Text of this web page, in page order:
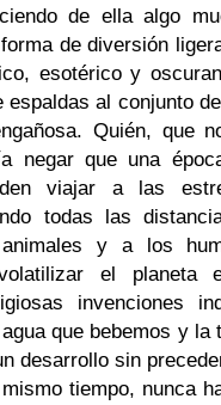
de ella algo
de diversión
esotérico y
espaldas al conjunto
Quién, que
negar que una
viajar a las
todas las
y a los
el planeta
invenciones
que bebemos y la
desarrollo sin
tiempo, nunca